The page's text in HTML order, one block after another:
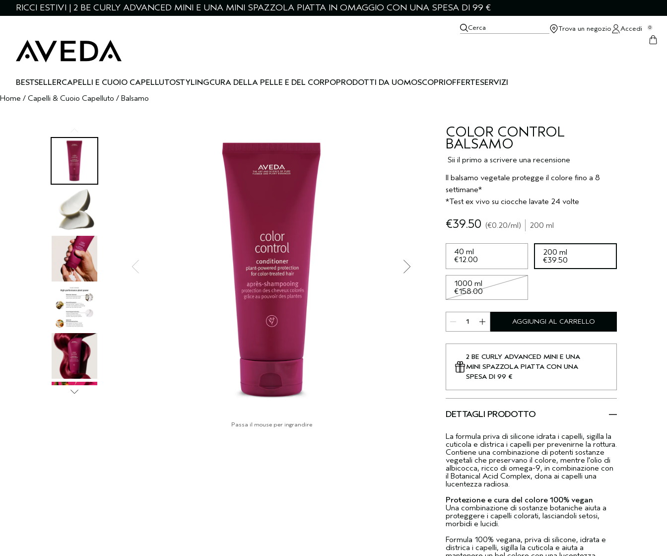
RICCI ESTIVI | 2 BE CURLY ADVANCED MINI E UNA MINI SPAZZOLA PIATTA IN OMAGGIO CON UNA SPESA DI 99 €
Cerca Trova un negozio Accedi 0
BESTSELLERCAPELLI E CUOIO CAPELLUTOSTYLINGCURA DELLA PELLE E DEL CORPOPRODOTTI DA UOMOSCOPRIOFFERTESERVIZI
Home / Capelli & Cuoio Capelluto / Balsamo
COLOR CONTROL
BALSAMO
Sii il primo a scrivere una recensione
Il balsamo vegetale protegge il colore fino a 8
settimane*
*Test ex vivo su ciocche lavate 24 volte
Passa il mouse per ingrandire
€39.50 €0.20/ml 200 ml
40 ml
€12.00
200 ml
€39.50
1000 ml
€158.00
AGGIUNGI AL CARRELLO
2 BE CURLY ADVANCED MINI E UNA
MINI SPAZZOLA PIATTA CON UNA
SPESA DI 99 €
DETTAGLI PRODOTTO
La formula priva di silicone idrata i capelli, sigilla la
cuticola e districa i capelli per prevenirne la rottura.
Contiene una combinazione di potenti sostanze
vegetali che preservano il colore, mentre l'olio di
albicocca, ricco di omega-9, in combinazione con
il Botanical Acid Complex, dona ai capelli una
lucentezza radiosa.
Protezione e cura del colore 100% vegan
Una combinazione di sostanze botaniche aiuta a
proteggere i capelli colorati, lasciandoli setosi,
morbidi e lucidi.
Formula 100% vegana, priva di silicone, idrata e
districa i capelli, sigilla la cuticola e aiuta a